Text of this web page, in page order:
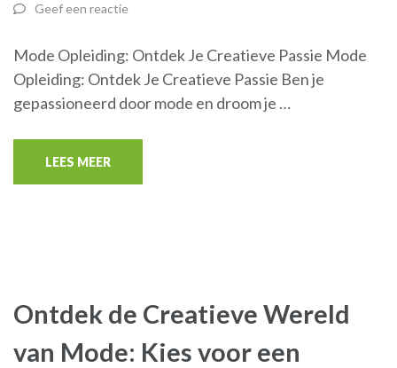
Geef een reactie
Mode Opleiding: Ontdek Je Creatieve Passie Mode
Opleiding: Ontdek Je Creatieve Passie Ben je
gepassioneerd door mode en droom je …
LEES MEER
Ontdek de Creatieve Wereld
van Mode: Kies voor een